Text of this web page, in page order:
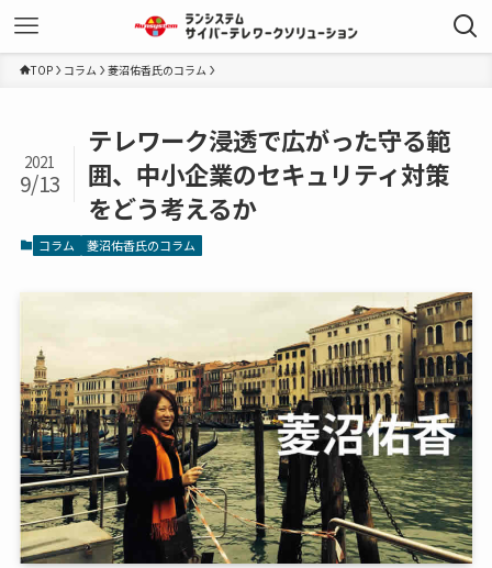
TOP コラム 菱沼佑香氏のコラム
テレワーク浸透で広がった守る範
囲、中小企業のセキュリティ対策
をどう考えるか
2021
9/13
コラム 菱沼佑香氏のコラム